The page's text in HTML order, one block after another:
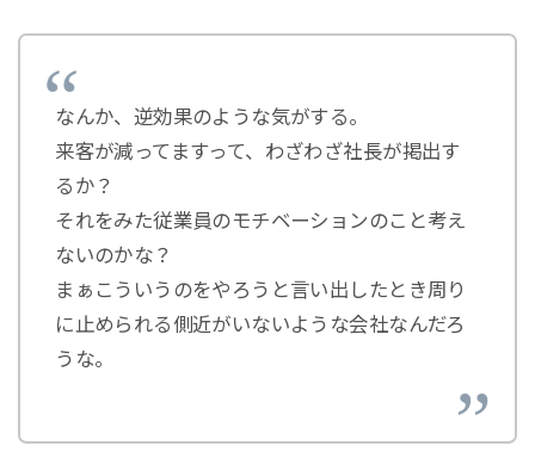
なんか、逆効果のような気がする。
来客が減ってますって、わざわざ社長が掲出す
るか？
それをみた従業員のモチベーションのこと考え
ないのかな？
まぁこういうのをやろうと言い出したとき周り
に止められる側近がいないような会社なんだろ
うな。